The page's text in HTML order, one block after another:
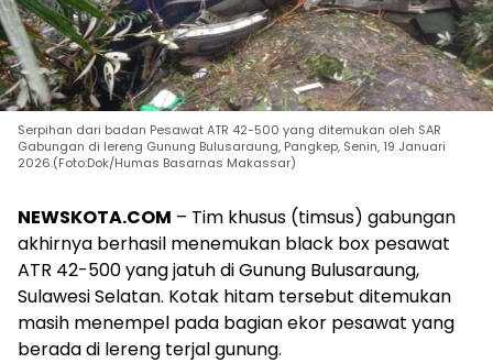
Serpihan dari badan Pesawat ATR 42-500 yang ditemukan oleh SAR
Gabungan di lereng Gunung Bulusaraung, Pangkep, Senin, 19 Januari
2026.(Foto:Dok/Humas Basarnas Makassar)
NEWSKOTA.COM – Tim khusus (timsus) gabungan
akhirnya berhasil menemukan black box pesawat
ATR 42-500 yang jatuh di Gunung Bulusaraung,
Sulawesi Selatan. Kotak hitam tersebut ditemukan
masih menempel pada bagian ekor pesawat yang
berada di lereng terjal gunung.